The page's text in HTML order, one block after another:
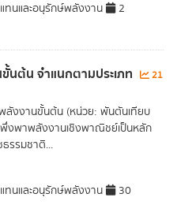
นและอนุรักษ์พลังงาน
2
ต้น จำแนกตามประเภท
21
ลังงานขั้นต้น (หน่วย: พันตันเทียบ
พึ่งพาพลังงานเชิงพาณิชย์เป็นหลัก
ธรรมชาติ...
นและอนุรักษ์พลังงาน
30